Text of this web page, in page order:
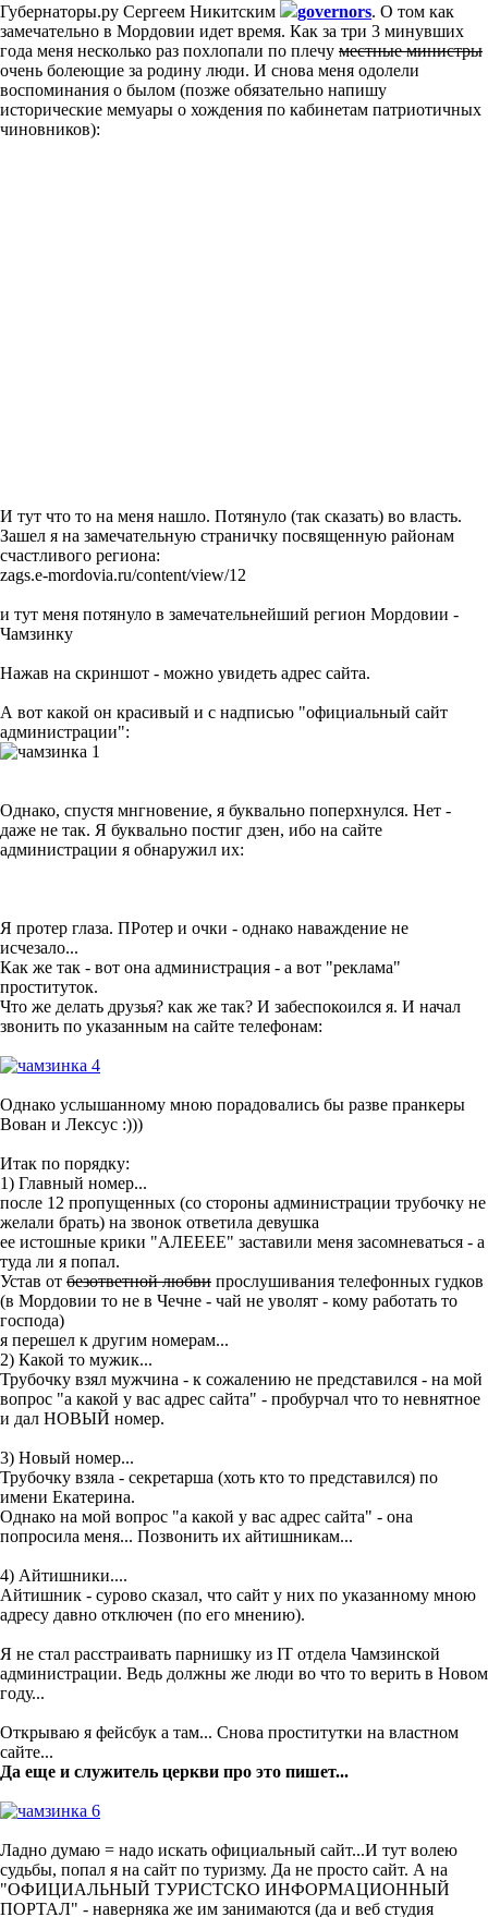
Губернаторы.ру Сергеем Никитским
governors. О том как
замечательно в Мордовии идет время. Как за три 3 минувших
года меня несколько раз похлопали по плечу местные министры
очень болеющие за родину люди. И снова меня одолели
воспоминания о былом (позже обязательно напишу
исторические мемуары о хождения по кабинетам патриотичных
чиновников):
И тут что то на меня нашло. Потянуло (так сказать) во власть.
Зашел я на замечательную страничку посвященную районам
счастливого региона:
zags.e-mordovia.ru/content/view/12
и тут меня потянуло в замечательнейший регион Мордовии -
Чамзинку
Нажав на скриншот - можно увидеть адрес сайта.
А вот какой он красивый и с надписью "официальный сайт
администрации":
Однако, спустя мнгновение, я буквально поперхнулся. Нет -
даже не так. Я буквально постиг дзен, ибо на сайте
администрации я обнаружил их:
Я протер глаза. ПРотер и очки - однако наваждение не
исчезало...
Как же так - вот она администрация - а вот "реклама"
проституток.
Что же делать друзья? как же так? И забеспокоился я. И начал
звонить по указанным на сайте телефонам:
Однако услышанному мною порадовались бы разве пранкеры
Вован и Лексус :)))
Итак по порядку:
1) Главный номер...
после 12 пропущенных (со стороны администрации трубочку не
желали брать) на звонок ответила девушка
ее истошные крики "АЛЕЕЕЕ" заставили меня засомневаться - а
туда ли я попал.
Устав от безответной любви прослушивания телефонных гудков
(в Мордовии то не в Чечне - чай не уволят - кому работать то
господа)
я перешел к другим номерам...
2) Какой то мужик...
Трубочку взял мужчина - к сожалению не представился - на мой
вопрос "а какой у вас адрес сайта" - пробурчал что то невнятное
и дал НОВЫЙ номер.
3) Новый номер...
Трубочку взяла - секретарша (хоть кто то представился) по
имени Екатерина.
Однако на мой вопрос "а какой у вас адрес сайта" - она
попросила меня... Позвонить их айтишникам...
4) Айтишники....
Айтишник - сурово сказал, что сайт у них по указанному мною
адресу давно отключен (по его мнению).
Я не стал расстраивать парнишку из IT отдела Чамзинской
администрации. Ведь должны же люди во что то верить в Новом
году...
Открываю я фейсбук а там... Снова проститутки на властном
сайте...
Да еще и служитель церкви про это пишет...
Ладно думаю = надо искать официальный сайт...И тут волею
судьбы, попал я на сайт по туризму. Да не просто сайт. А на
"ОФИЦИАЛЬНЫЙ ТУРИСТСКО ИНФОРМАЦИОННЫЙ
ПОРТАЛ" - наверняка же им занимаются (да и веб студия